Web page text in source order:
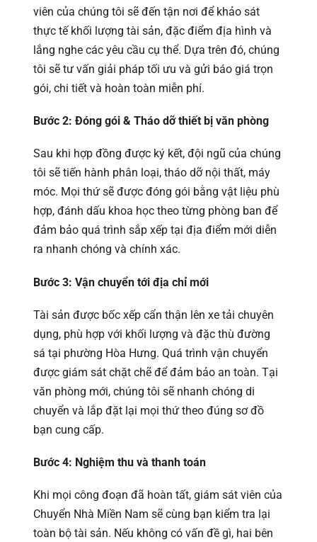
viên của chúng tôi sẽ đến tận nơi để khảo sát
thực tế khối lượng tài sản, đặc điểm địa hình và
lắng nghe các yêu cầu cụ thể. Dựa trên đó, chúng
tôi sẽ tư vấn giải pháp tối ưu và gửi báo giá trọn
gói, chi tiết và hoàn toàn miễn phí.
Bước 2: Đóng gói & Tháo dỡ thiết bị văn phòng
Sau khi hợp đồng được ký kết, đội ngũ của chúng
tôi sẽ tiến hành phân loại, tháo dỡ nội thất, máy
móc. Mọi thứ sẽ được đóng gói bằng vật liệu phù
hợp, đánh dấu khoa học theo từng phòng ban để
đảm bảo quá trình sắp xếp tại địa điểm mới diễn
ra nhanh chóng và chính xác.
Bước 3: Vận chuyển tới địa chỉ mới
Tài sản được bốc xếp cẩn thận lên xe tải chuyên
dụng, phù hợp với khối lượng và đặc thù đường
sá tại phường Hòa Hưng. Quá trình vận chuyển
được giám sát chặt chẽ để đảm bảo an toàn. Tại
văn phòng mới, chúng tôi sẽ nhanh chóng di
chuyển và lắp đặt lại mọi thứ theo đúng sơ đồ
bạn cung cấp.
Bước 4: Nghiệm thu và thanh toán
Khi mọi công đoạn đã hoàn tất, giám sát viên của
Chuyển Nhà Miền Nam sẽ cùng bạn kiểm tra lại
toàn bộ tài sản. Nếu không có vấn đề gì, hai bên